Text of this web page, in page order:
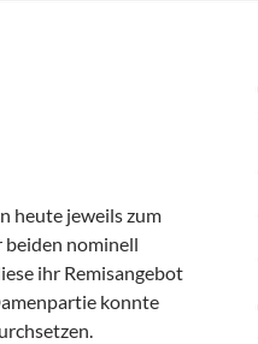
heute jeweils zum
beiden nominell
ihr Remisangebot
konnte